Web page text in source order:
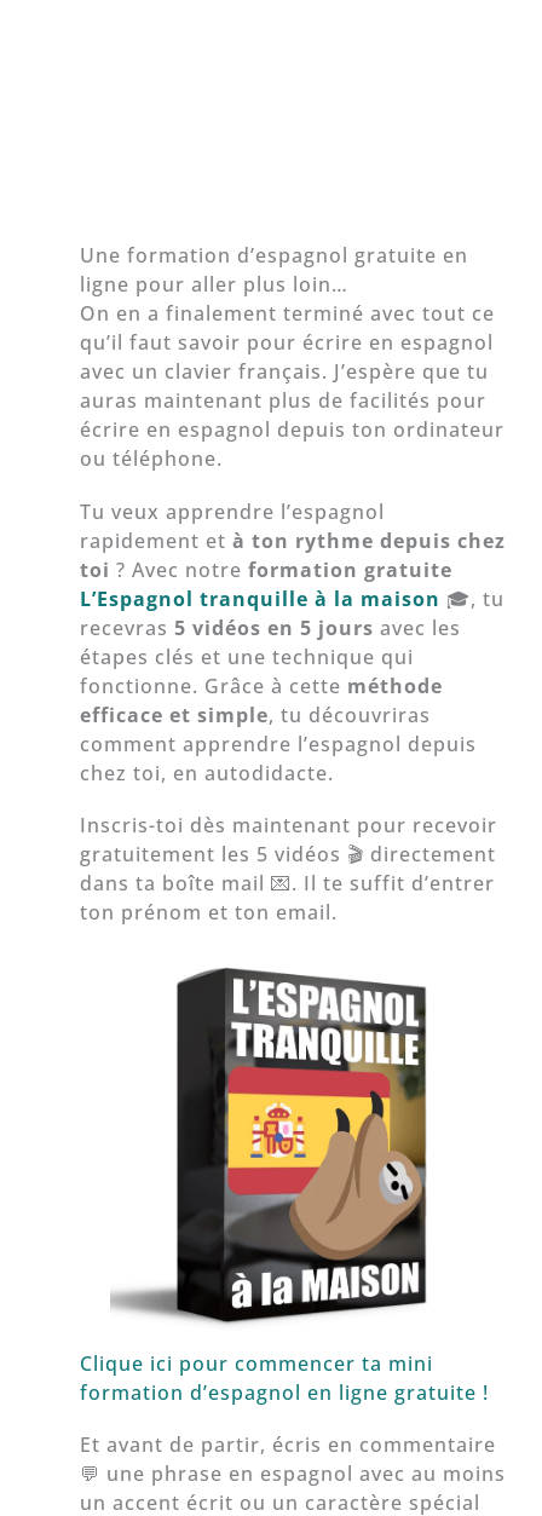
Une formation d’espagnol gratuite en
ligne pour aller plus loin…
On en a finalement terminé avec tout ce
qu’il faut savoir pour écrire en espagnol
avec un clavier français. J’espère que tu
auras maintenant plus de facilités pour
écrire en espagnol depuis ton ordinateur
ou téléphone.
Tu veux apprendre l’espagnol
rapidement età ton rythme depuis chez
toi? Avec notreformation gratuite
L’Espagnol tranquille à la maison 🎓, tu
recevras 5 vidéos en 5 jours avec les
étapes clés et une technique qui
fonctionne. Grâce à cette méthode
efficace et simple, tu découvriras
comment apprendre l’espagnol depuis
chez toi, en autodidacte.
Inscris-toi dès maintenant pour recevoir
gratuitement les 5 vidéos 🎬 directement
dans ta boîte mail 💌. Il te suffit d’entrer
ton prénom et ton email.
Clique ici pour commencer ta mini
formation d’espagnol en ligne gratuite !
Et avant de partir, écris en commentaire
💬 une phrase en espagnol avec au moins
un accent écrit ou un caractère spécial